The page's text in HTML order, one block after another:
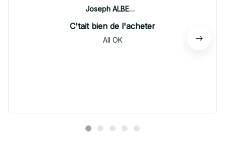
Joseph ALBERTINI
C'tait bien de l'acheter
All OK